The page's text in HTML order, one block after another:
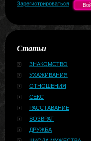
Зарегистрироваться
Статьи
ЗНАКОМСТВО
УХАЖИВАНИЯ
ОТНОШЕНИЯ
СЕКС
РАССТАВАНИЕ
ВОЗВРАТ
ДРУЖБА